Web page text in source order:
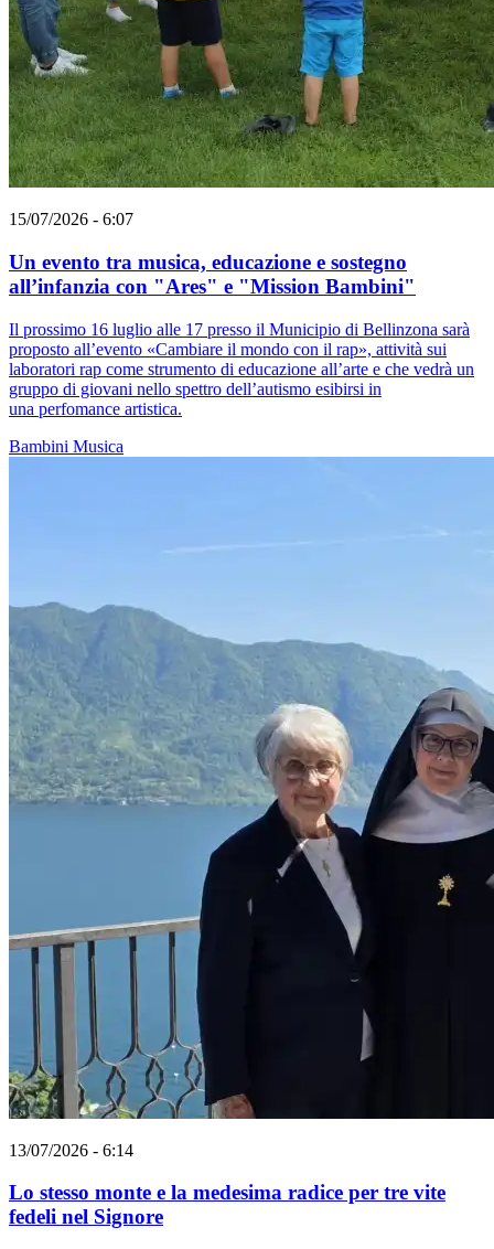
15/07/2026 - 6:07
Un evento tra musica, educazione e sostegno
all’infanzia con "Ares" e "Mission Bambini"
Il prossimo 16 luglio alle 17 presso il Municipio di Bellinzona sarà
proposto all’evento «Cambiare il mondo con il rap», attività sui
laboratori rap come strumento di educazione all’arte e che vedrà un
gruppo di giovani nello spettro dell’autismo esibirsi in
una perfomance artistica.
Bambini Musica
13/07/2026 - 6:14
Lo stesso monte e la medesima radice per tre vite
fedeli nel Signore